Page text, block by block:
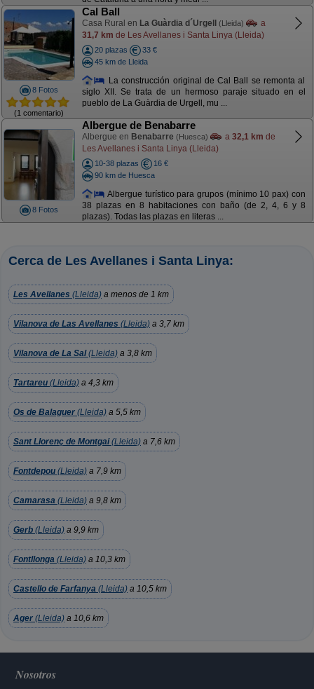
8 Fotos
(1 comentario)
Cal Ball
Casa Rural en La Guàrdia d´Urgell (Lleida)
a
31,7 km de Les Avellanes i Santa Linya (Lleida)
20 plazas
33 €
45 km de Lleida
La construcción original de Cal Ball se remonta al
siglo XII. Se trata de un hermoso paraje situado en el
pueblo de La Guàrdia de Urgell, mu ...
8 Fotos
Albergue de Benabarre
Albergue en Benabarre (Huesca) a 32,1 km de
Les Avellanes i Santa Linya (Lleida)
10-38 plazas
16 €
90 km de Huesca
Albergue turístico para grupos (mínimo 10 pax) con
38 plazas en 8 habitaciones con baño (de 2, 4, 6 y 8
plazas). Todas las plazas en literas ...
Cerca de Les Avellanes i Santa Linya:
Les Avellanes (Lleida) a menos de 1 km
Vilanova de Las Avellanes (Lleida) a 3,7 km
Vilanova de La Sal(Lleida) a 3,8 km
Tartareu (Lleida) a 4,3 km
Os de Balaguer (Lleida) a 5,5 km
Sant Llorenç de Montgai(Lleida) a 7,6 km
Fontdepou (Lleida) a 7,9 km
Camarasa (Lleida) a 9,8 km
Gerb (Lleida) a 9,9 km
Fontllonga (Lleida) a 10,3 km
Castello de Farfanya (Lleida) a 10,5 km
Ager (Lleida) a 10,6 km
Nosotros